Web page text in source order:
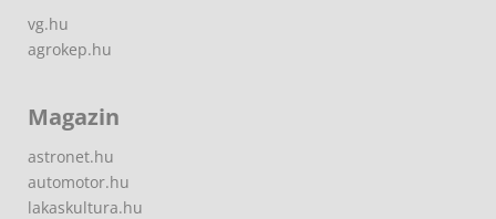
vg.hu
agrokep.hu
Magazin
astronet.hu
automotor.hu
lakaskultura.hu